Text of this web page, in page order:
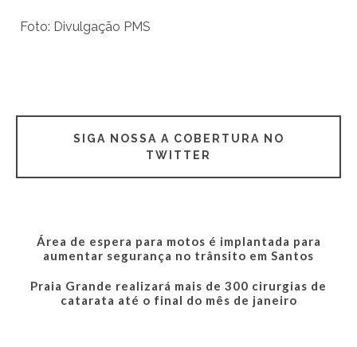
Foto: Divulgação PMS
SIGA NOSSA A COBERTURA NO
TWITTER
Área de espera para motos é implantada para
aumentar segurança no trânsito em Santos
Praia Grande realizará mais de 300 cirurgias de
catarata até o final do mês de janeiro